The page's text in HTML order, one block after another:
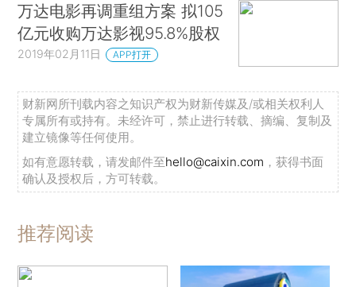
万达电影再调重组方案 拟105
亿元收购万达影视95.8%股权
2019年02月11日 APP打开
财新网所刊载内容之知识产权为财新传媒及/或相关权利人
专属所有或持有。未经许可，禁止进行转载、摘编、复制及
建立镜像等任何使用。
如有意愿转载，请发邮件至hello@caixin.com ，获得书面
确认及授权后，方可转载。
推荐阅读